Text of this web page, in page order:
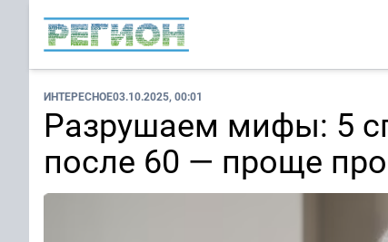
ИНТЕРЕСНОЕ03.10.2025, 00:01
Разрушаем мифы: 5
после 60 — проще